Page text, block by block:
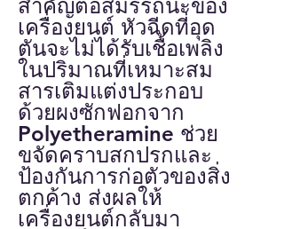
สำคัญต่อสมรรถนะของ
เครื่องยนต์ หัวฉีดที่อุด
ตันจะไม่ได้รับเชื้อเพลิง
ในปริมาณที่เหมาะสม
สารเติมแต่งประกอบ
ด้วยผงซักฟอกจาก
Polyetheramine ช่วย
ขจัดคราบสกปรกและ
ป้องกันการก่อตัวของสิ่ง
ตกค้าง ส่งผลให้
เครื่องยนต์กลับมา